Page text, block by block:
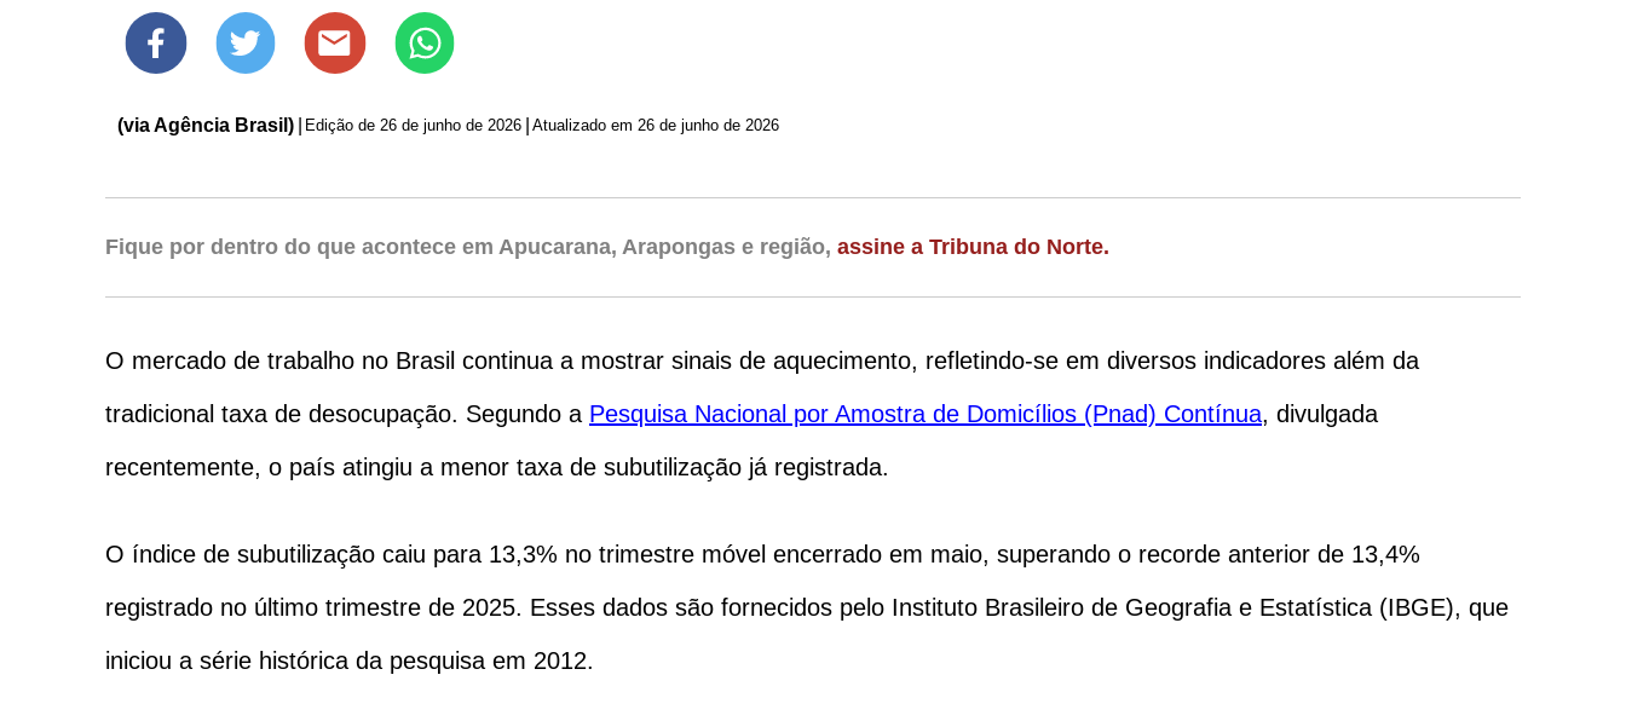
(via Agência Brasil) Edição de 26 de junho de 2026 Atualizado em 26 de junho de 2026
Fique por dentro do que acontece em Apucarana, Arapongas e região, assine a Tribuna do Norte.
O mercado de trabalho no Brasil continua a mostrar sinais de aquecimento, refletindo-se em diversos indicadores além da
tradicional taxa de desocupação. Segundo a Pesquisa Nacional por Amostra de Domicílios (Pnad) Contínua, divulgada
recentemente, o país atingiu a menor taxa de subutilização já registrada.
O índice de subutilização caiu para 13,3% no trimestre móvel encerrado em maio, superando o recorde anterior de 13,4%
registrado no último trimestre de 2025. Esses dados são fornecidos pelo Instituto Brasileiro de Geografia e Estatística (IBGE), que
iniciou a série histórica da pesquisa em 2012.